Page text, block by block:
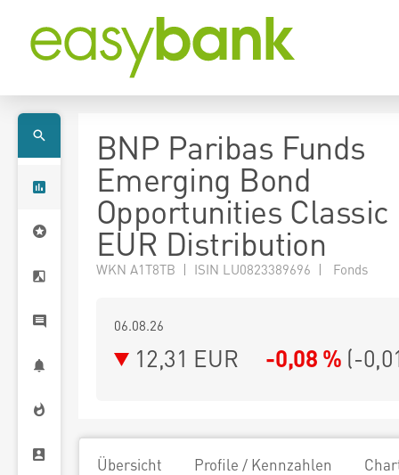
BNP Paribas Funds
Emerging Bond
Opportunities Classic
EUR Distribution
WKN A1T8TB | ISIN LU0823389696 | Fonds
06.08.26
12,31 EUR -0,08 % (-
Übersicht Profile / Kennzahlen